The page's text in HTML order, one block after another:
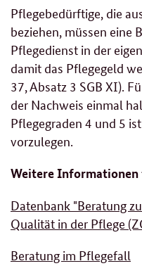
Pflegebedürftige, die
beziehen, müssen eine
Pflegedienst in der
damit das Pflegegeld
37, Absatz 3 SGB XI).
der Nachweis einmal
Pflegegraden 4 und 5
vorzulegen.
Weitere Informationen
Datenbank "Beratung
Qualität in der Pflege
Beratung im Pflegefall